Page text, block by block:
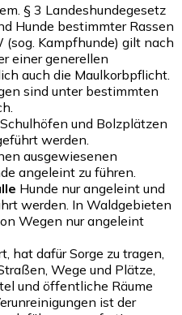
§ 3 Landeshundegesetz
Hunde bestimmter Rassen
(sog. Kampfhunde) gilt nach
einer generellen
auch die Maulkorbpflicht.
sind unter bestimmten
und Bolzplätzen
werden.
ausgewiesenen
angeleint zu führen.
Hunde nur angeleint und
werden. In Waldgebieten
Wegen nur angeleint
hat dafür Sorge zu tragen,
Wege und Plätze,
und öffentliche Räume
ist der